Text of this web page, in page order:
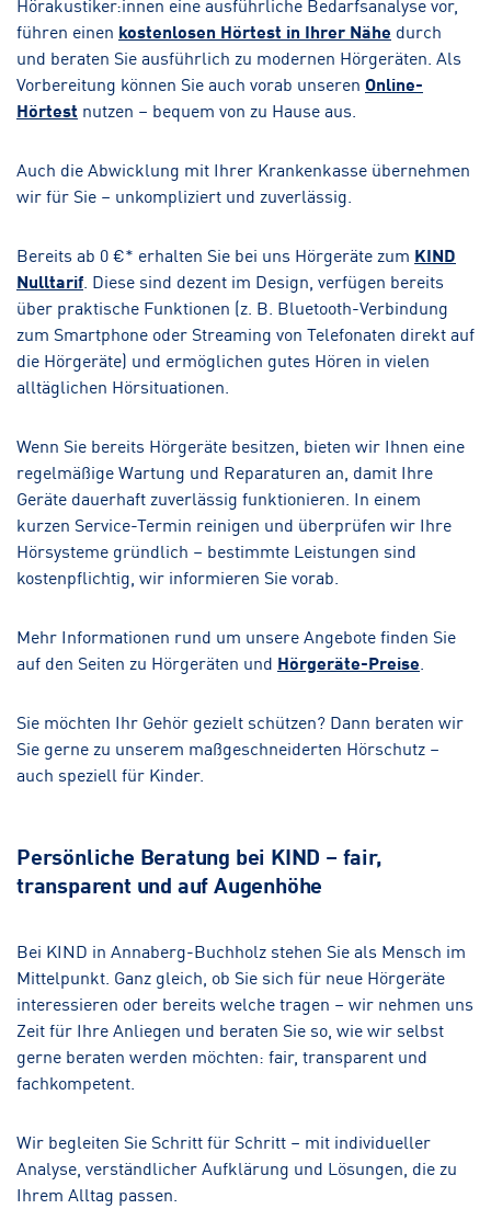
führen einen kostenlosen Hörtest in Ihrer Nähe durch
und beraten Sie ausführlich zu modernen Hörgeräten. Als
Vorbereitung können Sie auch vorab unseren Online-
Hörtest nutzen – bequem von zu Hause aus.
Auch die Abwicklung mit Ihrer Krankenkasse übernehmen
wir für Sie – unkompliziert und zuverlässig.
Bereits ab 0 €* erhalten Sie bei uns Hörgeräte zum KIND
Nulltarif . Diese sind dezent im Design, verfügen bereits
über praktische Funktionen (z. B. Bluetooth-Verbindung
zum Smartphone oder Streaming von Telefonaten direkt auf
die Hörgeräte) und ermöglichen gutes Hören in vielen
alltäglichen Hörsituationen.
Wenn Sie bereits Hörgeräte besitzen, bieten wir Ihnen eine
regelmäßige Wartung und Reparaturen an, damit Ihre
Geräte dauerhaft zuverlässig funktionieren. In einem
kurzen Service-Termin reinigen und überprüfen wir Ihre
Hörsysteme gründlich – bestimmte Leistungen sind
kostenpflichtig, wir informieren Sie vorab.
Mehr Informationen rund um unsere Angebote finden Sie
auf den Seiten zu Hörgeräten und Hörgeräte-Preise
Sie möchten Ihr Gehör gezielt schützen? Dann beraten wir
Sie gerne zu unserem maßgeschneiderten Hörschutz –
auch speziell für Kinder.
Persönliche Beratung bei KIND – fair,
transparent und auf Augenhöhe
Bei KIND in Annaberg-Buchholz stehen Sie als Mensch im
Mittelpunkt. Ganz gleich, ob Sie sich für neue Hörgeräte
interessieren oder bereits welche tragen – wir nehmen uns
Zeit für Ihre Anliegen und beraten Sie so, wie wir selbst
gerne beraten werden möchten: fair, transparent und
fachkompetent.
Wir begleiten Sie Schritt für Schritt – mit individueller
Analyse, verständlicher Aufklärung und Lösungen, die zu
Ihrem Alltag passen.